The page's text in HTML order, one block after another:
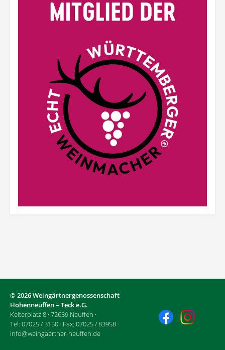
© 2026 Weingärtnergenossenschaft
Hohenneuffen – Teck e.G.
Kelterplatz 8 · 72639 Neuffen ·
Tel: 07025 / 3150 · Fax: 07025 / 83958 ·
info@weingaertner-neuffen.de